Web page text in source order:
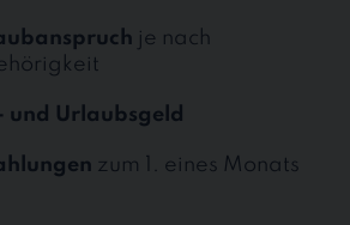
je nach
und Urlaubsgeld
zum 1. eines Monats